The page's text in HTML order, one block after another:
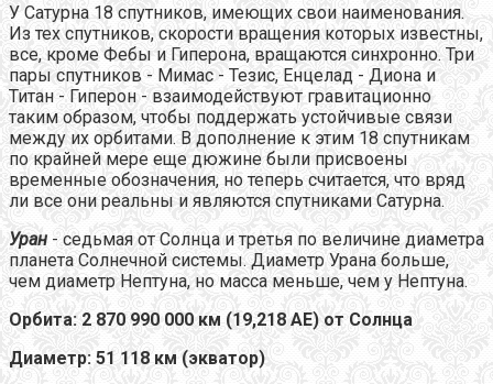
У Сатурна 18 спутников, имеющих свои наименования.
Из тех спутников, скорости вращения которых известны,
все, кроме Фебы и Гиперона, вращаются синхронно. Три
пары спутников - Мимас - Тезис, Енцелад - Диона и
Титан - Гиперон - взаимодействуют гравитационно
таким образом, чтобы поддержать устойчивые связи
между их орбитами. В дополнение к этим 18 спутникам
по крайней мере еще дюжине были присвоены
временные обозначения, но теперь считается, что вряд
ли все они реальны и являются спутниками Сатурна.
Уран - седьмая от Солнца и третья по величине диаметра
планета Солнечной системы. Диаметр Урана больше,
чем диаметр Нептуна, но масса меньше, чем у Нептуна.
Орбита: 2 870 990 000 км (19,218 АЕ) от Солнца
Диаметр: 51 118 км (экватор)